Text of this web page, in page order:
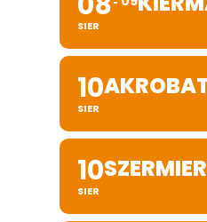
SIER
10
SIER
10
SIER